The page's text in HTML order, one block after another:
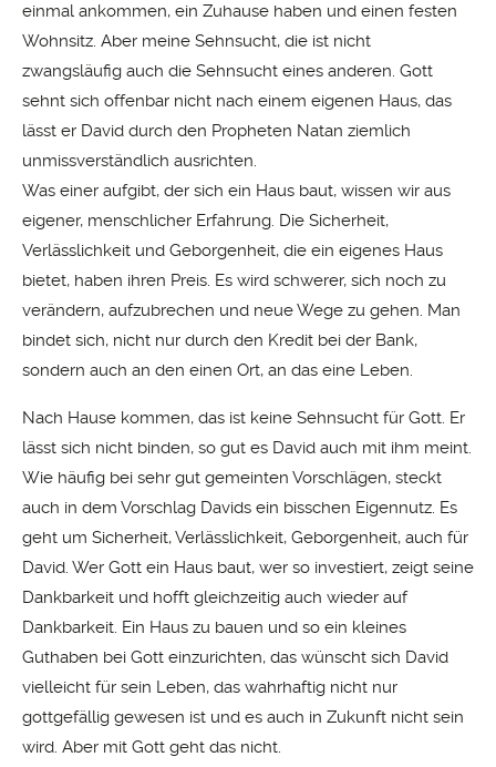
einmal ankommen, ein Zuhause haben und einen festen
Wohnsitz. Aber meine Sehnsucht, die ist nicht
zwangsläufig auch die Sehnsucht eines anderen. Gott
sehnt sich offenbar nicht nach einem eigenen Haus, das
lässt er David durch den Propheten Natan ziemlich
unmissverständlich ausrichten.
Was einer aufgibt, der sich ein Haus baut, wissen wir aus
eigener, menschlicher Erfahrung. Die Sicherheit,
Verlässlichkeit und Geborgenheit, die ein eigenes Haus
bietet, haben ihren Preis. Es wird schwerer, sich noch zu
verändern, aufzubrechen und neue Wege zu gehen. Man
bindet sich, nicht nur durch den Kredit bei der Bank,
sondern auch an den einen Ort, an das eine Leben.
Nach Hause kommen, das ist keine Sehnsucht für Gott. Er
lässt sich nicht binden, so gut es David auch mit ihm meint.
Wie häufig bei sehr gut gemeinten Vorschlägen, steckt
auch in dem Vorschlag Davids ein bisschen Eigennutz. Es
geht um Sicherheit, Verlässlichkeit, Geborgenheit, auch für
David. Wer Gott ein Haus baut, wer so investiert, zeigt seine
Dankbarkeit und hofft gleichzeitig auch wieder auf
Dankbarkeit. Ein Haus zu bauen und so ein kleines
Guthaben bei Gott einzurichten, das wünscht sich David
vielleicht für sein Leben, das wahrhaftig nicht nur
gottgefällig gewesen ist und es auch in Zukunft nicht sein
wird. Aber mit Gott geht das nicht.